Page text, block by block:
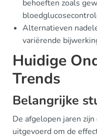
behoeften zoals
Alternatieven
variërende
Huidige
Trends
Belangrijke
De afgelopen jaren
uitgevoerd om de